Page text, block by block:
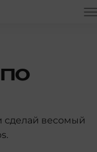
сделай весомый